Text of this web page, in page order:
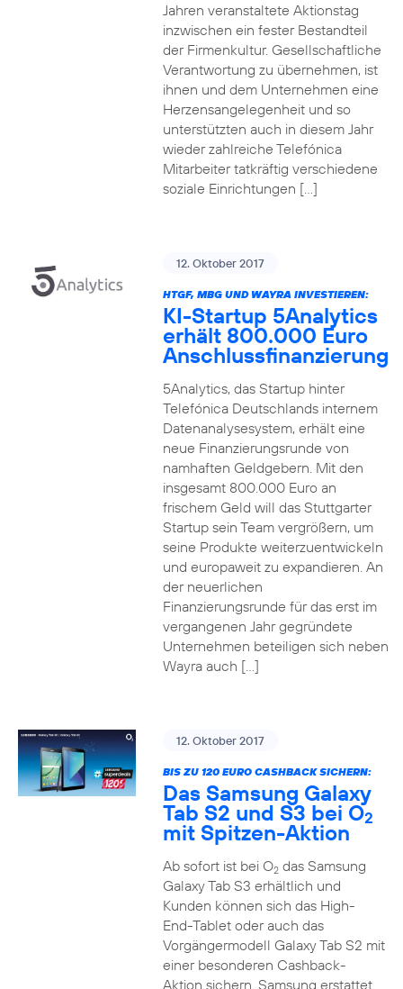
Jahren veranstaltete Aktionstag
inzwischen ein fester Bestandteil
der Firmenkultur. Gesellschaftliche
Verantwortung zu übernehmen, ist
ihnen und dem Unternehmen eine
Herzensangelegenheit und so
unterstützten auch in diesem Jahr
wieder zahlreiche Telefónica
Mitarbeiter tatkräftig verschiedene
soziale Einrichtungen […]
12. Oktober 2017
HTGF, MBG UND WAYRA INVESTIEREN:
KI-Startup 5Analytics
erhält 800.000 Euro
Anschlussfinanzierung
5Analytics, das Startup hinter
Telefónica Deutschlands internem
Datenanalysesystem, erhält eine
neue Finanzierungsrunde von
namhaften Geldgebern. Mit den
insgesamt 800.000 Euro an
frischem Geld will das Stuttgarter
Startup sein Team vergrößern, um
seine Produkte weiterzuentwickeln
und europaweit zu expandieren. An
der neuerlichen
Finanzierungsrunde für das erst im
vergangenen Jahr gegründete
Unternehmen beteiligen sich neben
Wayra auch […]
12. Oktober 2017
BIS ZU 120 EURO CASHBACK SICHERN:
Das Samsung Galaxy
Tab S2 und S3 bei O2
mit Spitzen-Aktion
Ab sofort ist bei O2das Samsung
Galaxy Tab S3 erhältlich und
Kunden können sich das High-
End-Tablet oder auch das
Vorgängermodell Galaxy Tab S2 mit
einer besonderen Cashback-
Aktion sichern. Samsung erstattet